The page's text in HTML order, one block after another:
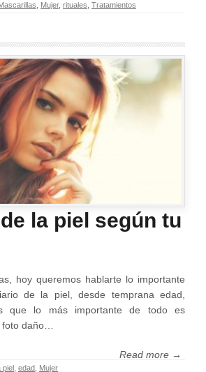
Mujer, rituales Tratamientos
la piel según tu
hoy queremos hablarte lo importante
de la piel, desde temprana edad,
que lo más importante de todo es
foto daño…
Read more →
, edad, Mujer